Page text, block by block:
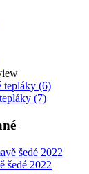
tepláky (6)
(7)
šedé 2022